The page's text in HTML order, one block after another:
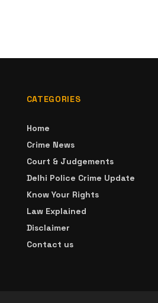
CATEGORIES
Home
Crime News
Court & Judgements
Delhi Police Crime Update
Know Your Rights
Law Explained
Disclaimer
Contact us